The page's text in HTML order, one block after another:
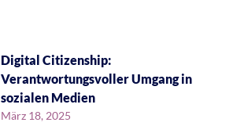
Digital Citizenship:
Verantwortungsvoller Umgang in
sozialen Medien
März 18, 2025